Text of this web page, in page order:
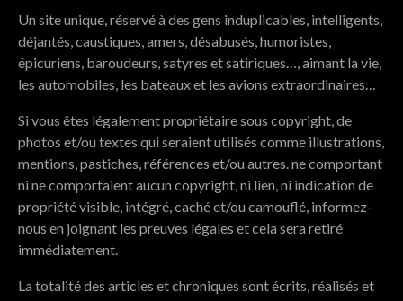
Un site unique, réservé à des gens induplicables, intelligents,
déjantés, caustiques, amers, désabusés, humoristes,
épicuriens, baroudeurs, satyres et satiriques…, aimant la vie,
les automobiles, les bateaux et les avions extraordinaires…
Si vous êtes légalement propriétaire sous copyright, de
photos et/ou textes qui seraient utilisés comme illustrations,
mentions, pastiches, références et/ou autres. ne comportant
ni ne comportaient aucun copyright, ni lien, ni indication de
propriété visible, intégré, caché et/ou camouflé, informez-
nous en joignant les preuves légales et cela sera retiré
immédiatement.
La totalité des articles et chroniques sont écrits, réalisés et